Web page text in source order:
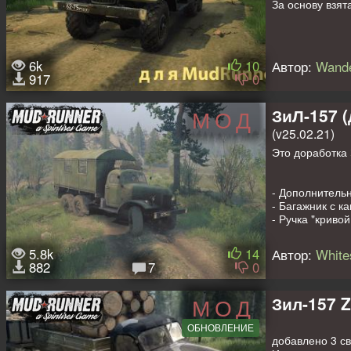
6k
917
10
0
За основу
Автор:
МОД
5.8k
882 7
14
0
ЗиЛ-157
(v25.02.21)
Это доработка
-
- Багажник с
- Ручка
- Платформа
кабину,
- Знак-
- Дефолтная
имитация
Автор:
МОД
ОБНОВЛЕНИЕ
Зил-157 Z
добавлено 3